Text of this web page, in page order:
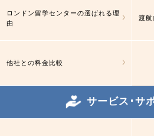
ロンドン留学センターの選ばれる理
由
渡航
他社との料金比較
サービス･サ